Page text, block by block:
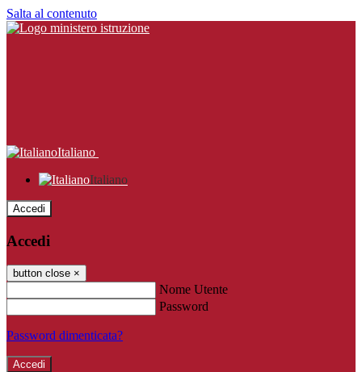
Salta al contenuto
Italiano
Italiano
Accedi
Accedi
button close ×
Nome Utente
Password
Password dimenticata?